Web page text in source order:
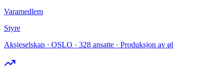
Varamedlem
Styre
Aksjeselskap · OSLO · 328 ansatte · Produksjon av øl